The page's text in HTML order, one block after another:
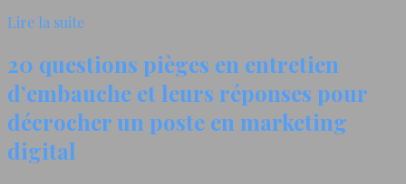
Lire la suite
20 questions pièges en entretien
d’embauche et leurs réponses pour
décrocher un poste en marketing
digital